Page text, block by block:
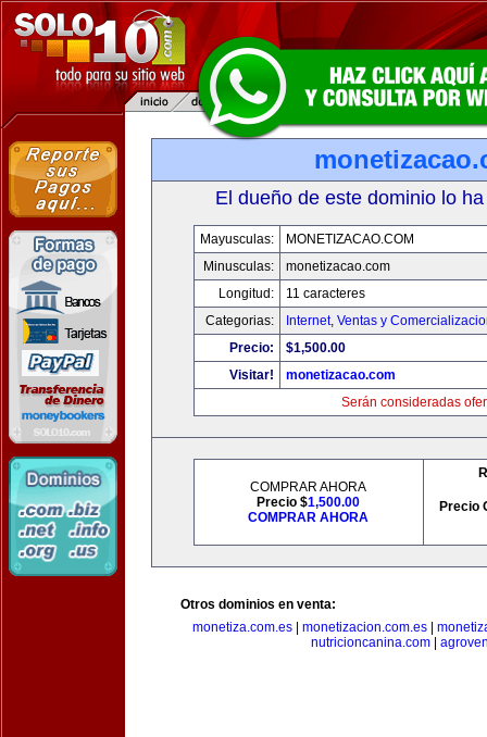
El dueño de este dominio lo
Mayusculas:
MONETIZACAO.COM
Minusculas:
monetizacao.com
Longitud:
11 caracteres
Categorias:
Internet, Ventas y
Precio:
$1,500.00
Visitar!
monetizacao.com
Serán consideradas
COMPRAR AHORA
Precio $1,500.00
COMPRAR AHORA
Precio
Otros dominios en venta:
monetiza.com.es| monetizacion.com.es|
nutricioncanina.com